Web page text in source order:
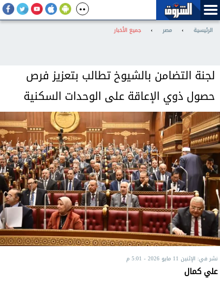
الرئيسية › مصر › جميع الأخبار
لجنة التضامن بالشيوخ تطالب بتعزيز فرص
حصول ذوي الإعاقة على الوحدات السكنية
نشر في: الإثنين 11 مايو 2026 - 5:01 م
علي كمال